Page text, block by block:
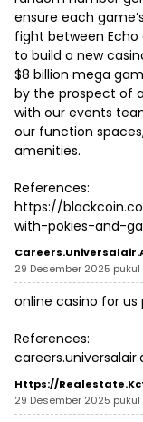
ensure each
fight between Echo
to build a new
$8 billion mega
by the prospect of
with our events
our function
amenities.
References:
https://
with-pokies-and-
29 Desember 2025 pukul
online casino for us
References:
Https://
29 Desember 2025 pukul